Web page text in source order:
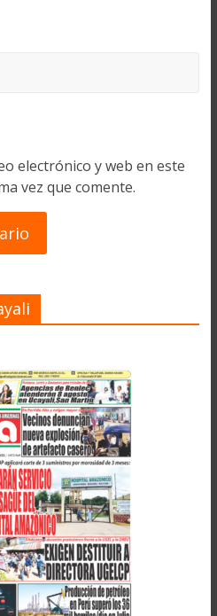
electrónico y web en este
vez que comente.